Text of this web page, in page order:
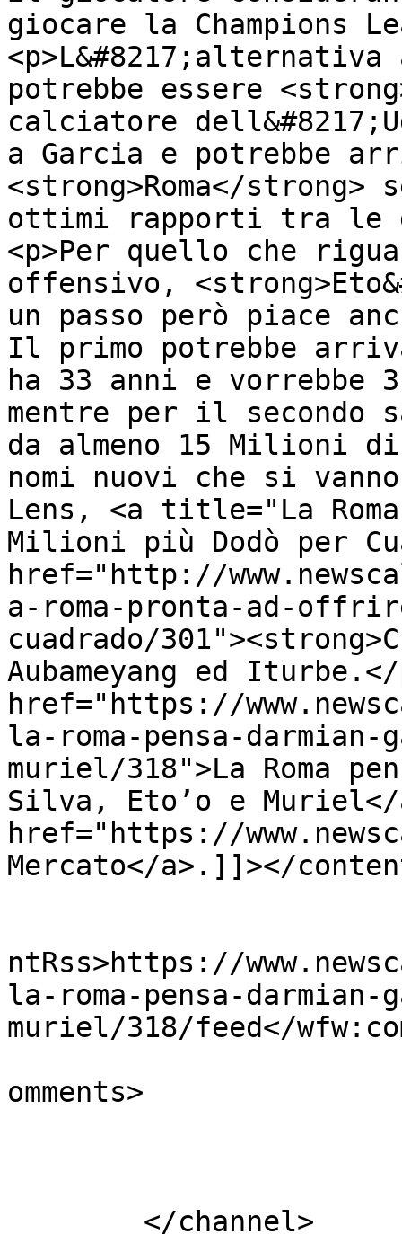
giocare la Champions
potrebbe essere
calciatore
a Garcia e potrebbe
<strong>Roma</
ottimi rapporti tra le
<p>Per quello che
offensivo,
un passo però piace
Il primo potrebbe
ha 33 anni e vorrebbe
mentre per il secondo
da almeno 15 Milioni
nomi nuovi che si
Lens, <a title="La
Milioni più Dodò per
href="http://
a-roma-pronta-ad-
cuadrado/
Aubameyang ed
href="https://
la-roma-pensa-
muriel/318">La Roma
Silva, Eto’o e
href="https://
Mercato</a>.]]></
ntRss>https://
la-roma-pensa-
muriel/318/feed</
omments>